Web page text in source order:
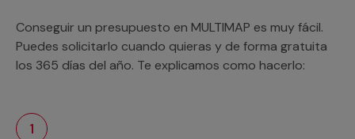
Conseguir un presupuesto en MULTIMAP es muy fácil.
Puedes solicitarlo cuando quieras y de forma gratuita
los 365 días del año. Te explicamos como hacerlo:
1